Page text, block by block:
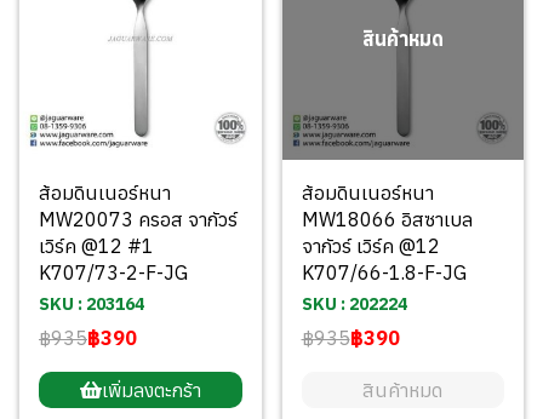
ส้อมดินเนอร์หนา
MW20073 ครอส จากัวร์
เวิร์ค @12 #1
K707/73-2-F-JG
SKU : 203164
฿935฿390
เพิ่มลงตะกร้า
สินค้าหมด
ส้อมดินเนอร์หนา
MW18066 อิสซาเบล
จากัวร์ เวิร์ค @12
K707/66-1.8-F-JG
SKU : 202224
฿935฿390
สินค้าหมด